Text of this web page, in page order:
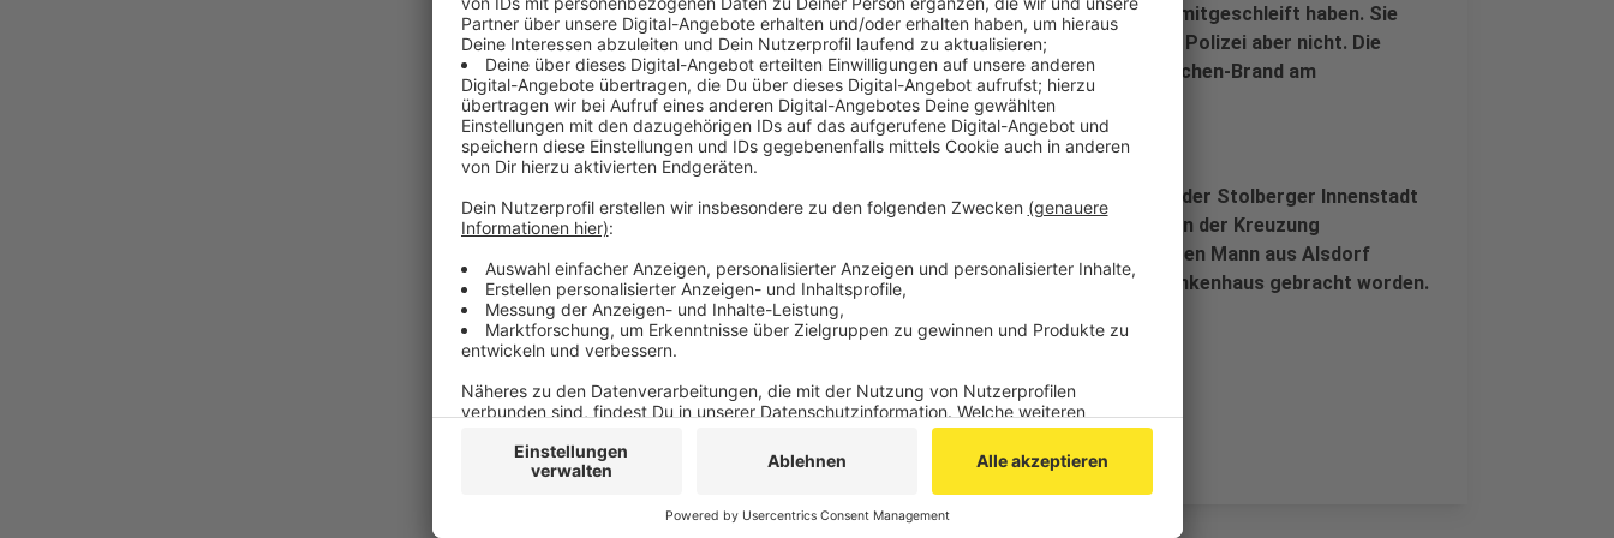
überquerte. Der Lieferwagen soll die Frau auch einige Meter mitgeschleift haben. Sie
wurde in die Uniklinik eingeliefert. Lebensgefahr besteht laut Polizei aber nicht. Die
Trierer Straße war während der Unfallaufnahme Richtung Aachen-Brand am
Donnerstagmorgen mehr als zweieinhalb Stunden gesperrt.
Schon am Mittwochnachmittag ist ein solcher Unfall auch in der Stolberger Innenstadt
passiert. Da ist eine 46-jährige Frau am Fußgängerüberweg an der Kreuzung
Kaiserplatz/Rathausstraße/An der Krone von einem 47-jährigen Mann aus Alsdorf
angefahren worden. Sie ist ebenfalls schwer verletzt ins Krankenhaus gebracht worden.
Veröffentlicht: Donnerstag, 09.03.2023 09:34
Anzeige